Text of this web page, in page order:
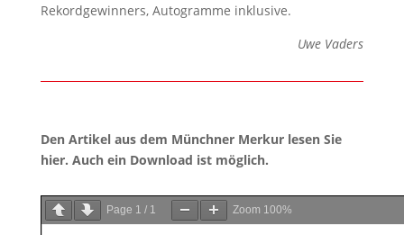
Rekordgewinners, Autogramme inklusive.
Uwe Vaders
Den Artikel aus dem Münchner Merkur lesen Sie
hier. Auch ein Download ist möglich.
Page 1 / 1 Zoom 100%